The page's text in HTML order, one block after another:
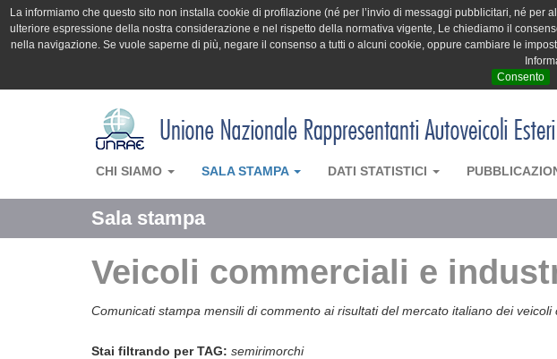
La informiamo che questo sito non installa cookie di profilazione (né per l’invio di messaggi pubblicitari, né
ulteriore espressione della nostra considerazione e nel rispetto della normativa vigente, Le chiediamo il
nella navigazione. Se vuole saperne di più, negare il consenso a tutti o alcuni cookie, oppure cambiare le
Consento
CHI SIAMO SALA STAMPA DATI STATISTICI
Sala stampa
Veicoli commerciali e
Comunicati stampa mensili di commento ai risultati del mercato italiano dei veicoli
Stai filtrando per TAG: semirimorchi